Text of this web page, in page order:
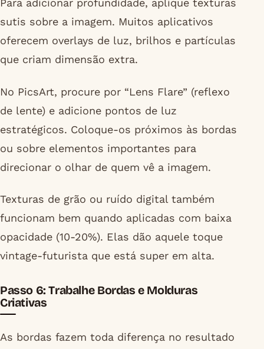
Para adicionar profundidade, aplique texturas
sutis sobre a imagem. Muitos aplicativos
oferecem overlays de luz, brilhos e partículas
que criam dimensão extra.
No PicsArt, procure por “Lens Flare” (reflexo
de lente) e adicione pontos de luz
estratégicos. Coloque-os próximos às bordas
ou sobre elementos importantes para
direcionar o olhar de quem vê a imagem.
Texturas de grão ou ruído digital também
funcionam bem quando aplicadas com baixa
opacidade (10-20%). Elas dão aquele toque
vintage-futurista que está super em alta.
Passo 6: Trabalhe Bordas e Molduras
Criativas
As bordas fazem toda diferença no resultado